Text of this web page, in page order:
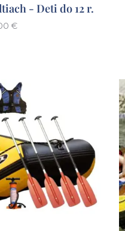
- Deti do 12 r.
€